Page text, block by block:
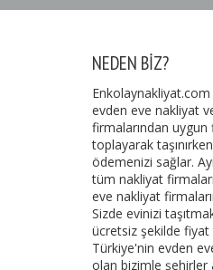
NEDEN BIZ?
evden eve nakliyat
firmalarından
toplayarak
ödemenizi sağlar.
tüm nakliyat
eve nakliyat
Sizde evinizi
ücretsiz şekilde
Türkiye'nin evden
olan bizimle şehirler